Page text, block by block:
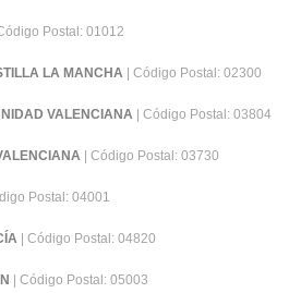
Postal: 01012
LA MANCHA | Código Postal: 02300
VALENCIANA | Código Postal: 03804
| Código Postal: 03730
Postal: 04001
| Código Postal: 04820
| Código Postal: 05003